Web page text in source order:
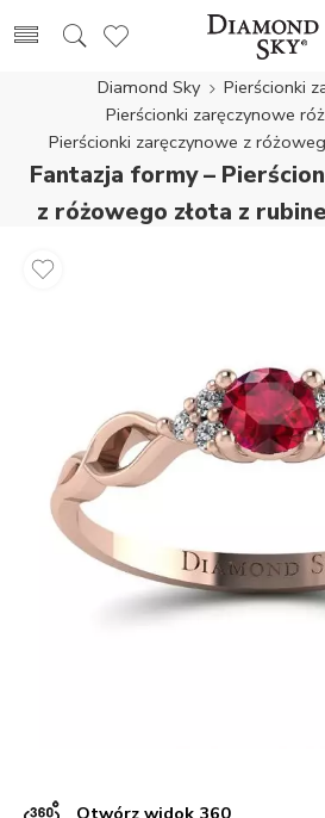
Diamond Sky
Pierścionki
Pierścionki zaręczynowe
Pierścionki zaręczynowe z
Fantazja formy –
z różowego złota z
Otwórz widok 360